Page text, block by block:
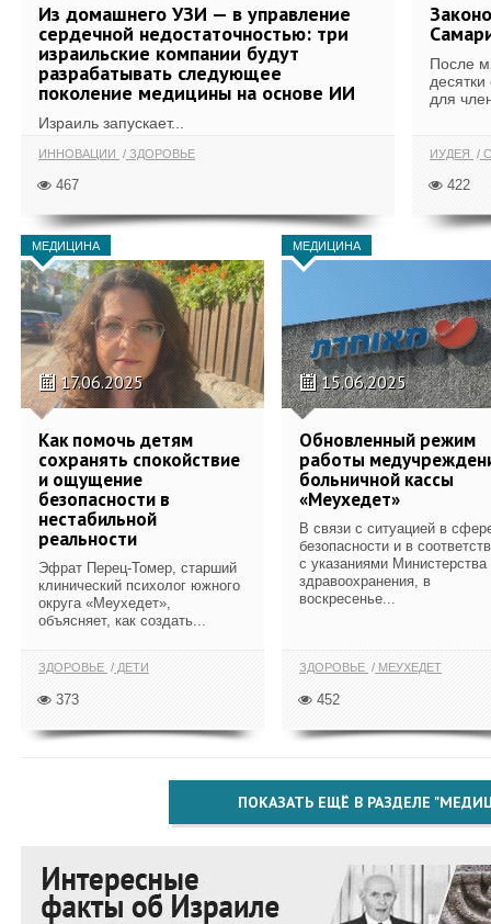
Из домашнего УЗИ — в управление
сердечной недостаточностью: три
израильские компании будут
разрабатывать следующее
поколение медицины на основе ИИ
Израиль запускает...
ИННОВАЦИИ ЗДОРОВЬЕ
467
После
для
ИУДЕЯ
422
МЕДИЦИНА
17.06.2025
Как помочь детям
сохранять спокойствие
и ощущение
безопасности в
нестабильной
реальности
Эфрат Перец-Томер, старший
клинический психолог южного
округа «Меухедет»,
объясняет, как создать...
ЗДОРОВЬЕ ДЕТИ
373
МЕДИЦИНА
15.06.2025
Обновленный режим
работы
больничной кассы
«Меухедет»
В связи с ситуацией в
безопасности и в
с указаниями Министерства
здравоохранения, в
воскресенье...
ЗДОРОВЬЕ МЕУХЕДЕТ
452
ПОКАЗАТЬ ЕЩЁ В РАЗДЕЛЕ